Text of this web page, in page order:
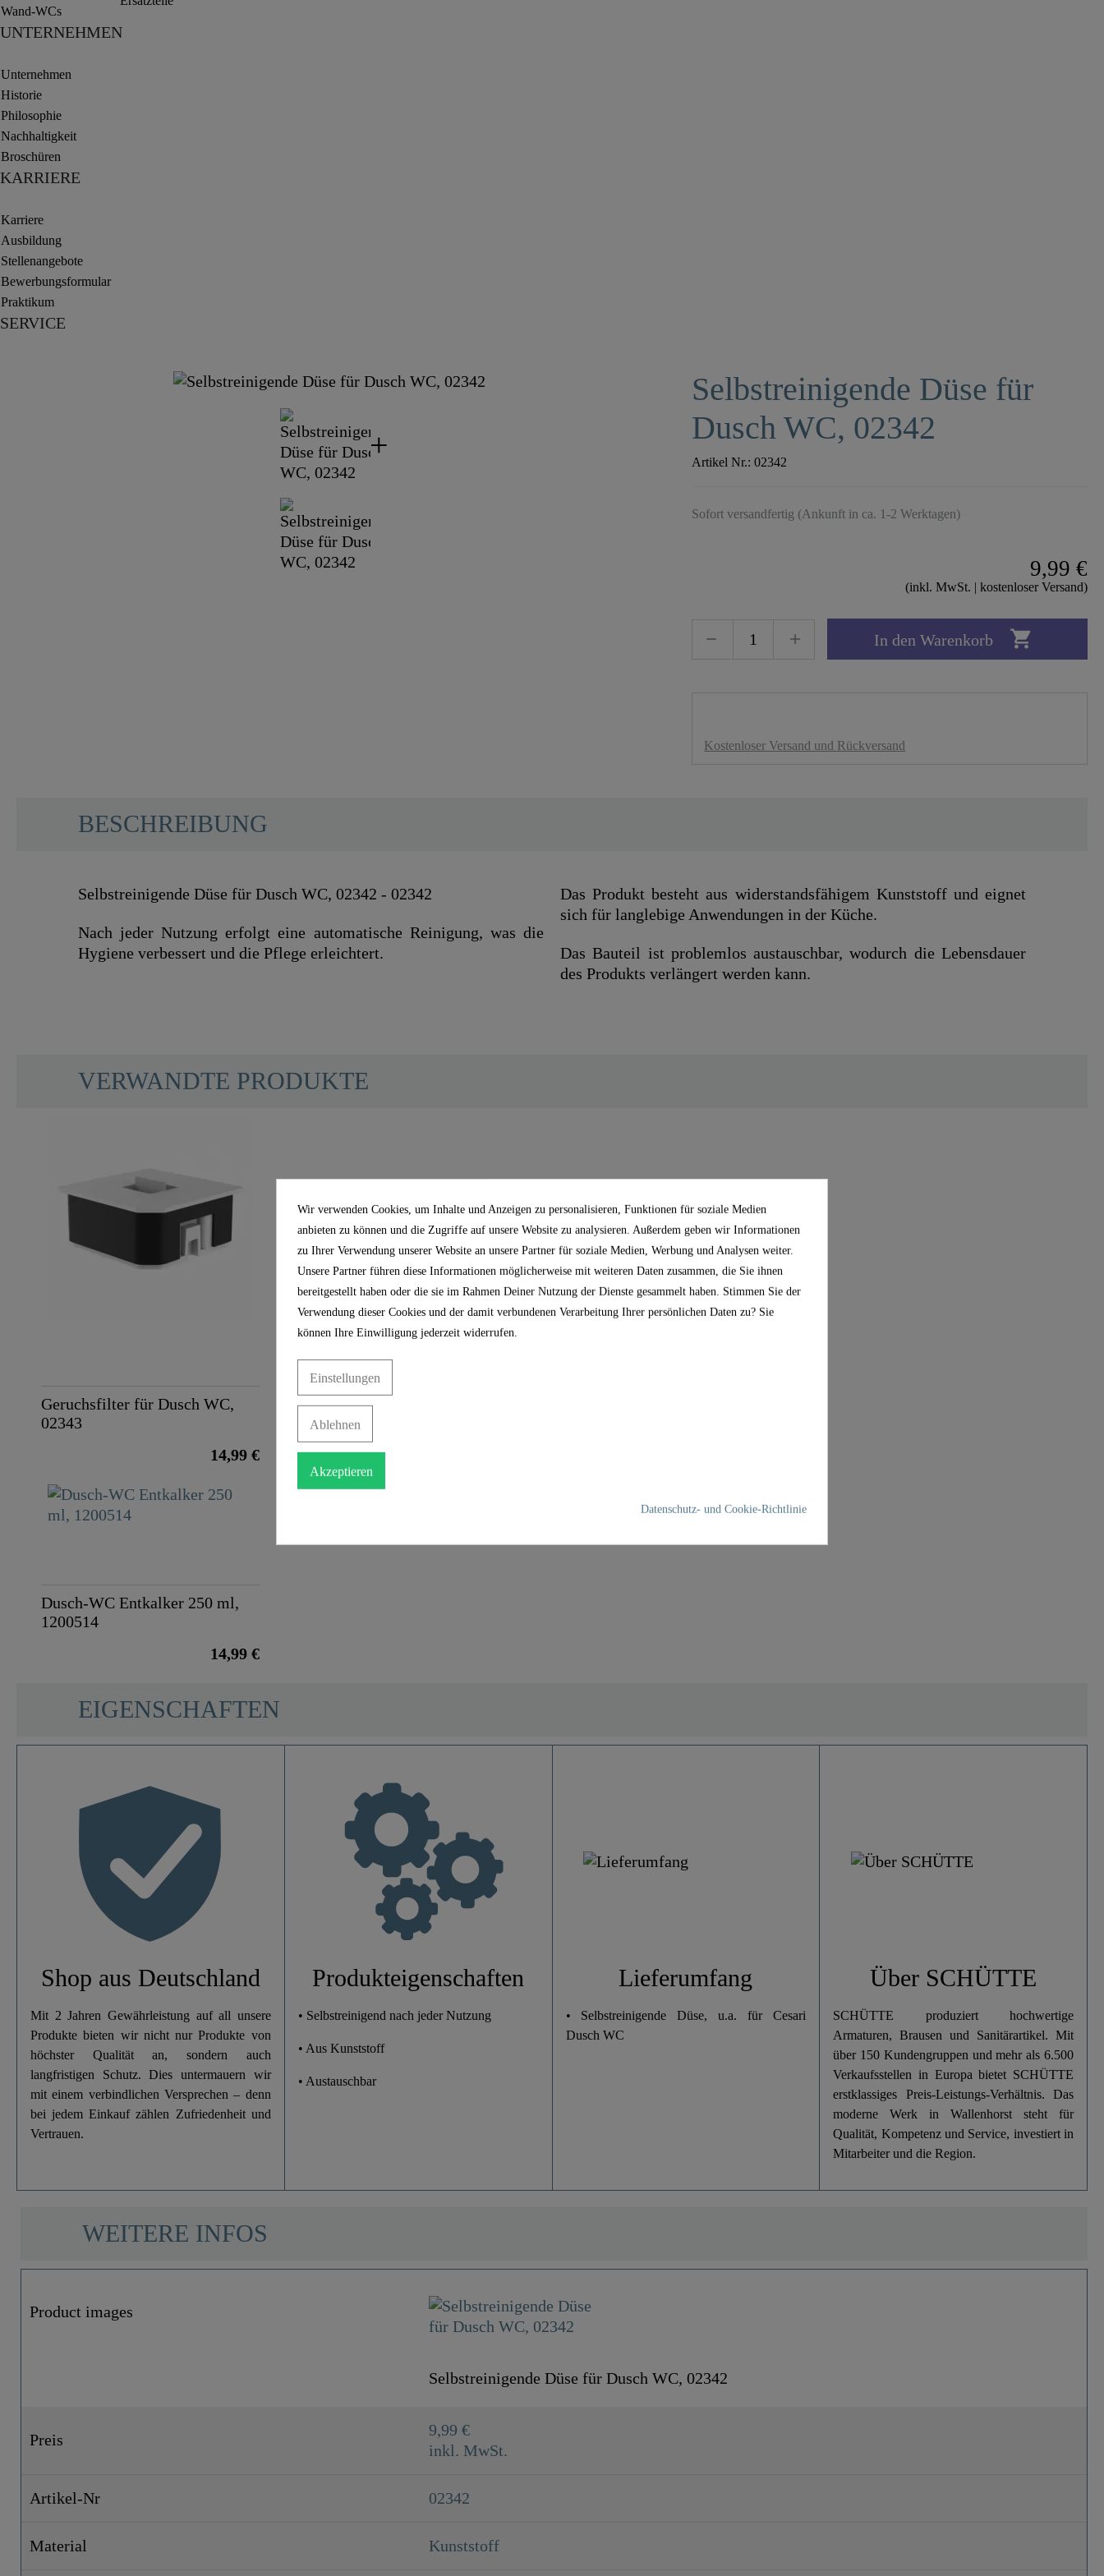
Wand-WCs
UNTERNEHMEN
Unternehmen
Historie
Philosophie
Nachhaltigkeit
Broschüren
KARRIERE
Karriere
Ausbildung
Stellenangebote
Bewerbungsformular
Praktikum
SERVICE
Selbstreinigende Düse für
Dusch WC, 02342
Artikel Nr.:02342
Sofort versandfertig (Ankunft in ca. 1-2 Werktagen)
9,99 €
(inkl. MwSt. | kostenloser Versand)
In den Warenkorb 
Kostenloser Versand und Rückversand
BESCHREIBUNG
Selbstreinigende Düse für Dusch WC, 02342 - 02342
Nach jeder Nutzung erfolgt eine automatische Reinigung, was die
Hygiene verbessert und die Pflege erleichtert.
Das Produkt besteht aus widerstandsfähigem Kunststoff und eignet
sich für langlebige Anwendungen in der Küche.
Das Bauteil ist problemlos austauschbar, wodurch die Lebensdauer
des Produkts verlängert werden kann.
Weiß
Gewicht 0,0 Kg
VERWANDTE PRODUKTE
Geruchsfilter für Dusch WC,
02343
14,99 €
Dusch-WC Entkalker 250 ml,
1200514
14,99 €
EIGENSCHAFTEN
Shop aus Deutschland
Mit 2 Jahren Gewährleistung auf all unsere
Produkte bieten wir nicht nur Produkte von
höchster Qualität an, sondern auch
langfristigen Schutz. Dies untermauern wir
mit einem verbindlichen Versprechen – denn
bei jedem Einkauf zählen Zufriedenheit und
Vertrauen.
Produkteigenschaften
• Selbstreinigend nach jeder Nutzung
• Aus Kunststoff
• Austauschbar
Lieferumfang
• Selbstreinigende Düse, u.a. für Cesari
Dusch WC
Über SCHÜTTE
SCHÜTTE produziert hochwertige
Armaturen, Brausen und Sanitärartikel. Mit
über 150 Kundengruppen und mehr als 6.500
Verkaufsstellen in Europa bietet SCHÜTTE
erstklassiges Preis-Leistungs-Verhältnis. Das
moderne Werk in Wallenhorst steht für
Qualität, Kompetenz und Service, investiert in
Mitarbeiter und die Region.
WEITERE INFOS
Product images
Selbstreinigende Düse für Dusch WC, 02342
Preis
9,99 €
inkl. MwSt.
Artikel-Nr 02342
Material Kunststoff
Wir verwenden Cookies, um Inhalte und Anzeigen zu personalisieren, Funktionen für soziale Medien
anbieten zu können und die Zugriffe auf unsere Website zu analysieren. Außerdem geben wir Informationen
zu Ihrer Verwendung unserer Website an unsere Partner für soziale Medien, Werbung und Analysen weiter.
Unsere Partner führen diese Informationen möglicherweise mit weiteren Daten zusammen, die Sie ihnen
bereitgestellt haben oder die sie im Rahmen Deiner Nutzung der Dienste gesammelt haben. Stimmen Sie der
Verwendung dieser Cookies und der damit verbundenen Verarbeitung Ihrer persönlichen Daten zu? Sie
können Ihre Einwilligung jederzeit widerrufen.
Einstellungen
Ablehnen
Akzeptieren
Datenschutz- und Cookie-Richtlinie